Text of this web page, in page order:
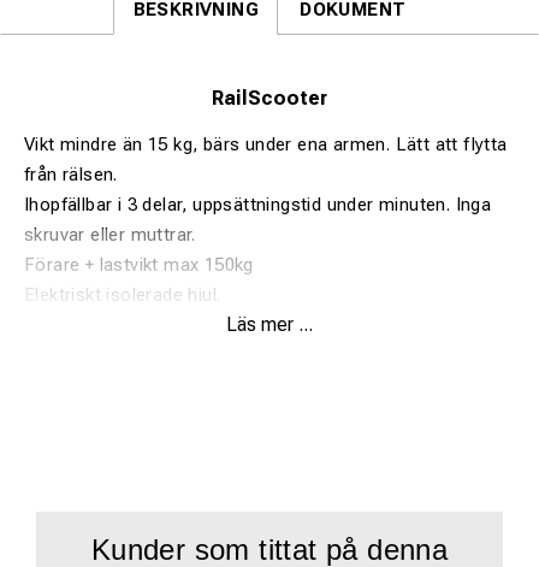
BESKRIVNING DOKUMENT
RailScooter
Vikt mindre än 15 kg, bärs under ena armen. Lätt att flytta
från rälsen.
Ihopfällbar i 3 delar, uppsättningstid under minuten. Inga
skruvar eller muttrar.
Förare + lastvikt max 150kg
Elektriskt isolerade hjul.
Läs mer ...
Kunder som tittat på denna